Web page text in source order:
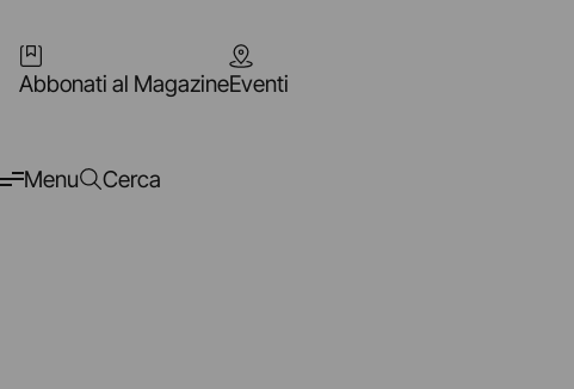
Abbonati al MagazineEventi
Menu Cerca